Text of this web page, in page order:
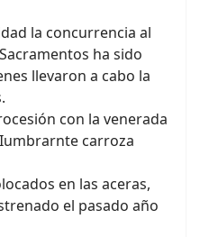
la concurrencia al
ha sido
llevaron a cabo la
con la venerada
carroza
en las aceras,
el pasado año